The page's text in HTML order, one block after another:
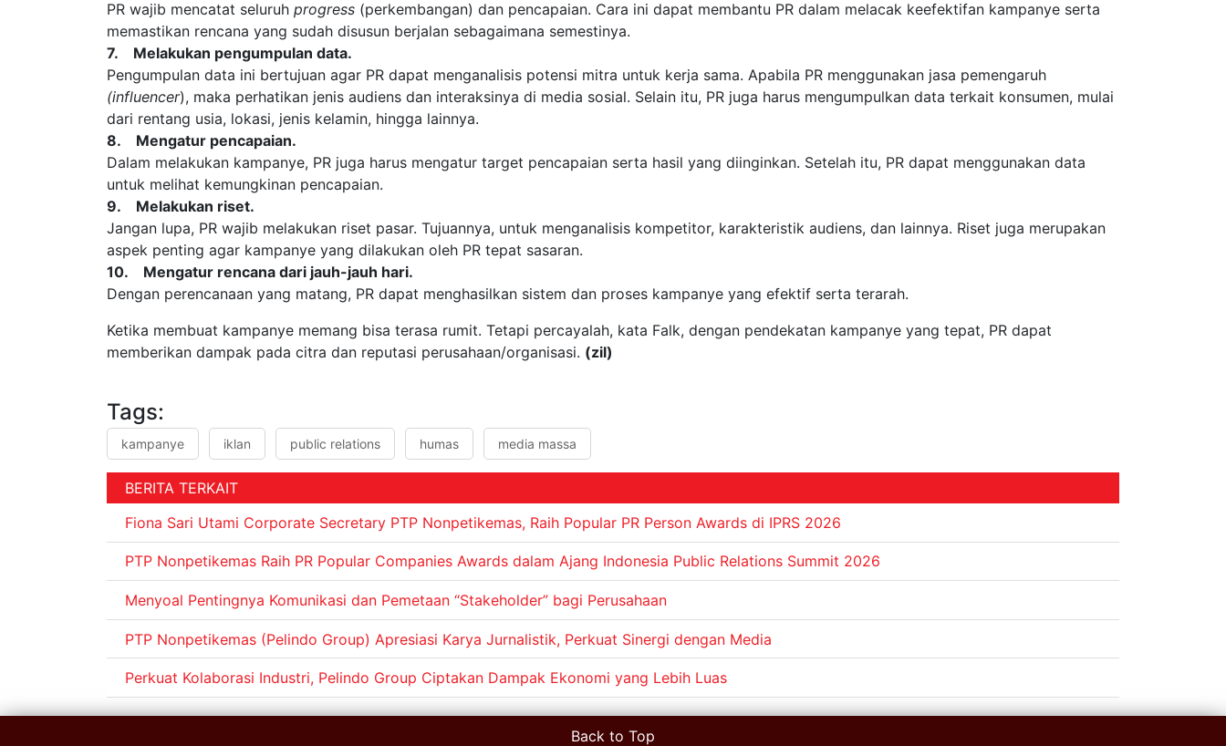
PR wajib mencatat seluruh progress (perkembangan) dan pencapaian. Cara ini dapat membantu PR dalam melacak keefektifan kampanye serta
memastikan rencana yang sudah disusun berjalan sebagaimana semestinya.
7. Melakukan pengumpulan data.
Pengumpulan data ini bertujuan agar PR dapat menganalisis potensi mitra untuk kerja sama. Apabila PR menggunakan jasa pemengaruh
(influencer), maka perhatikan jenis audiens dan interaksinya di media sosial. Selain itu, PR juga harus mengumpulkan data terkait konsumen, mulai
dari rentang usia, lokasi, jenis kelamin, hingga lainnya.
8. Mengatur pencapaian.
Dalam melakukan kampanye, PR juga harus mengatur target pencapaian serta hasil yang diinginkan. Setelah itu, PR dapat menggunakan data
untuk melihat kemungkinan pencapaian.
9. Melakukan riset.
Jangan lupa, PR wajib melakukan riset pasar. Tujuannya, untuk menganalisis kompetitor, karakteristik audiens, dan lainnya. Riset juga merupakan
aspek penting agar kampanye yang dilakukan oleh PR tepat sasaran.
10. Mengatur rencana dari jauh-jauh hari.
Dengan perencanaan yang matang, PR dapat menghasilkan sistem dan proses kampanye yang efektif serta terarah.
Ketika membuat kampanye memang bisa terasa rumit. Tetapi percayalah, kata Falk, dengan pendekatan kampanye yang tepat, PR dapat
memberikan dampak pada citra dan reputasi perusahaan/organisasi. (zil)
Tags:
kampanye iklan public relations humas media massa
BERITA TERKAIT
Fiona Sari Utami Corporate Secretary PTP Nonpetikemas, Raih Popular PR Person Awards di IPRS 2026
PTP Nonpetikemas Raih PR Popular Companies Awards dalam Ajang Indonesia Public Relations Summit 2026
Menyoal Pentingnya Komunikasi dan Pemetaan “Stakeholder” bagi Perusahaan
PTP Nonpetikemas (Pelindo Group) Apresiasi Karya Jurnalistik, Perkuat Sinergi dengan Media
Perkuat Kolaborasi Industri, Pelindo Group Ciptakan Dampak Ekonomi yang Lebih Luas
Back to Top